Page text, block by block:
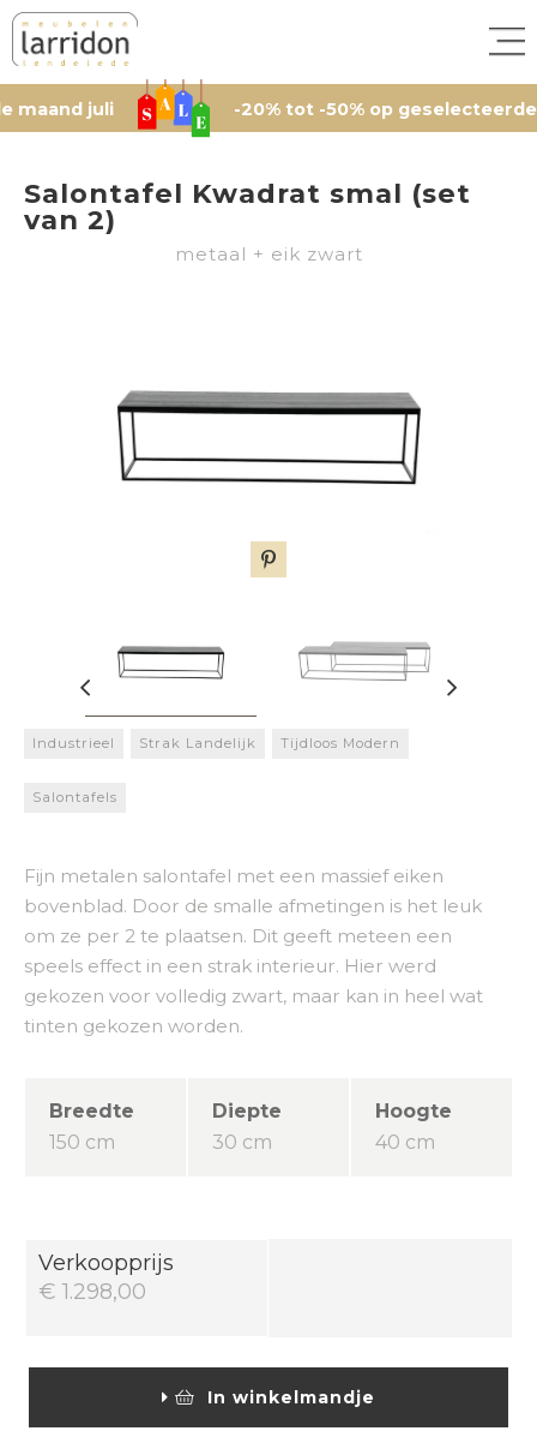
juli -20% tot -50% op geselecteerde
Salontafel Kwadrat smal (set
van 2)
metaal + eik zwart
Industrieel Strak Landelijk Tijdloos Modern
Salontafels
Fijn metalen salontafel met een massief eiken
bovenblad. Door de smalle afmetingen is het leuk
om ze per 2 te plaatsen. Dit geeft meteen een
speels effect in een strak interieur. Hier werd
gekozen voor volledig zwart, maar kan in heel wat
tinten gekozen worden.
Breedte
150 cm
Diepte
30 cm
Hoogte
40 cm
Verkoopprijs
€ 1.298,00
In winkelmandje